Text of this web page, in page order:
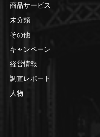
商品サービス
未分類
その他
キャンペーン
経営情報
調査レポート
人物